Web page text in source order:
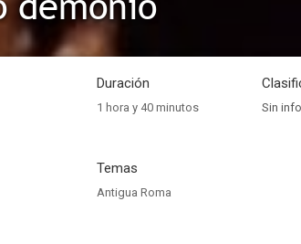
Duración
1 hora y 40 minutos Sin
Temas
Antigua Roma